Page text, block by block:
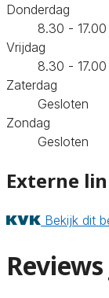
Donderdag
8.30 - 17.00
Vrijdag
8.30 - 17.00
Zaterdag
Gesloten
Zondag
Gesloten
Externe
Bekijk dit